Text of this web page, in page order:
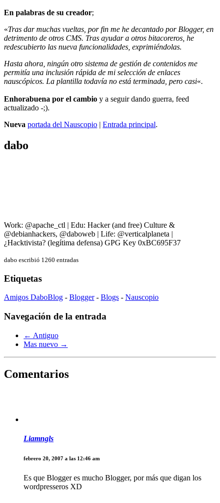
En palabras de su creador;
«Tras dar muchas vueltas, por fin me he decantado por Blogger, en
detrimento de otros CMS. Tras ayudar a otros bitacoreros, he
redescubierto las nueva funcionalidades, exprimiéndolas.
Hasta ahora, ningún otro sistema de gestión de contenidos me
permitía una inclusión rápida de mi selección de enlaces
nauscópicos. La plantilla todavía no está terminada, pero casi«.
Enhorabuena por el cambio y a seguir dando guerra, feed
actualizado -;).
Nueva portada del Nauscopio | Entrada principal.
dabo
Work: @apache_ctl | Edu: Hacker (and free) Culture &
@debianhackers, @daboweb | Life: @verticalplaneta |
¿Hacktivista? (legítima defensa) GPG Key 0xBC695F37
dabo escribió 1260 entradas
Etiquetas
Amigos DaboBlog - Blogger- Blogs - Nauscopio
Navegación de la entrada
← Antiguo
Mas nuevo →
Comentarios
Liamngls
febrero 20, 2007 a las 12:46 am
Es que Blogger es mucho Blogger, por más que digan los
wordpresseros XD